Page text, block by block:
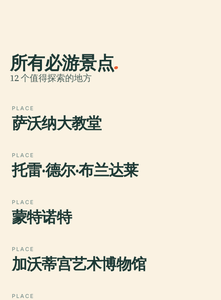
所有必游景点.
12 个值得探索的地方
PLACE
萨沃纳大教堂
PLACE
托雷·德尔·布兰达莱
PLACE
蒙特诺特
PLACE
加沃蒂宫艺术博物馆
PLACE